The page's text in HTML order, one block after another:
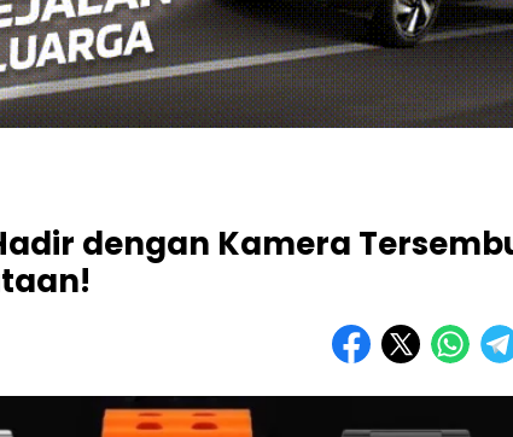
dengan Kamera